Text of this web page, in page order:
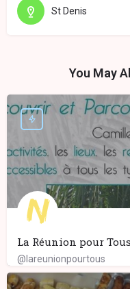
St Denis
You May
La Réunion pour Tous
@lareunionpourtous